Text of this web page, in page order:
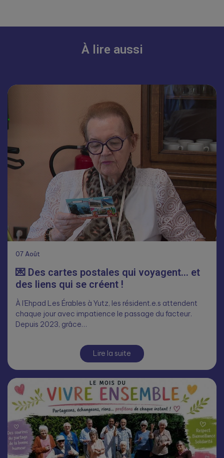
À lire aussi
07 Août
💌 Des cartes postales qui voyagent… et
des liens qui se créent !
À l’Ehpad Les Érables à Yutz, les résident.e.s attendent
chaque jour avec impatience le passage du facteur.
Depuis 2023, grâce…
Lire la suite